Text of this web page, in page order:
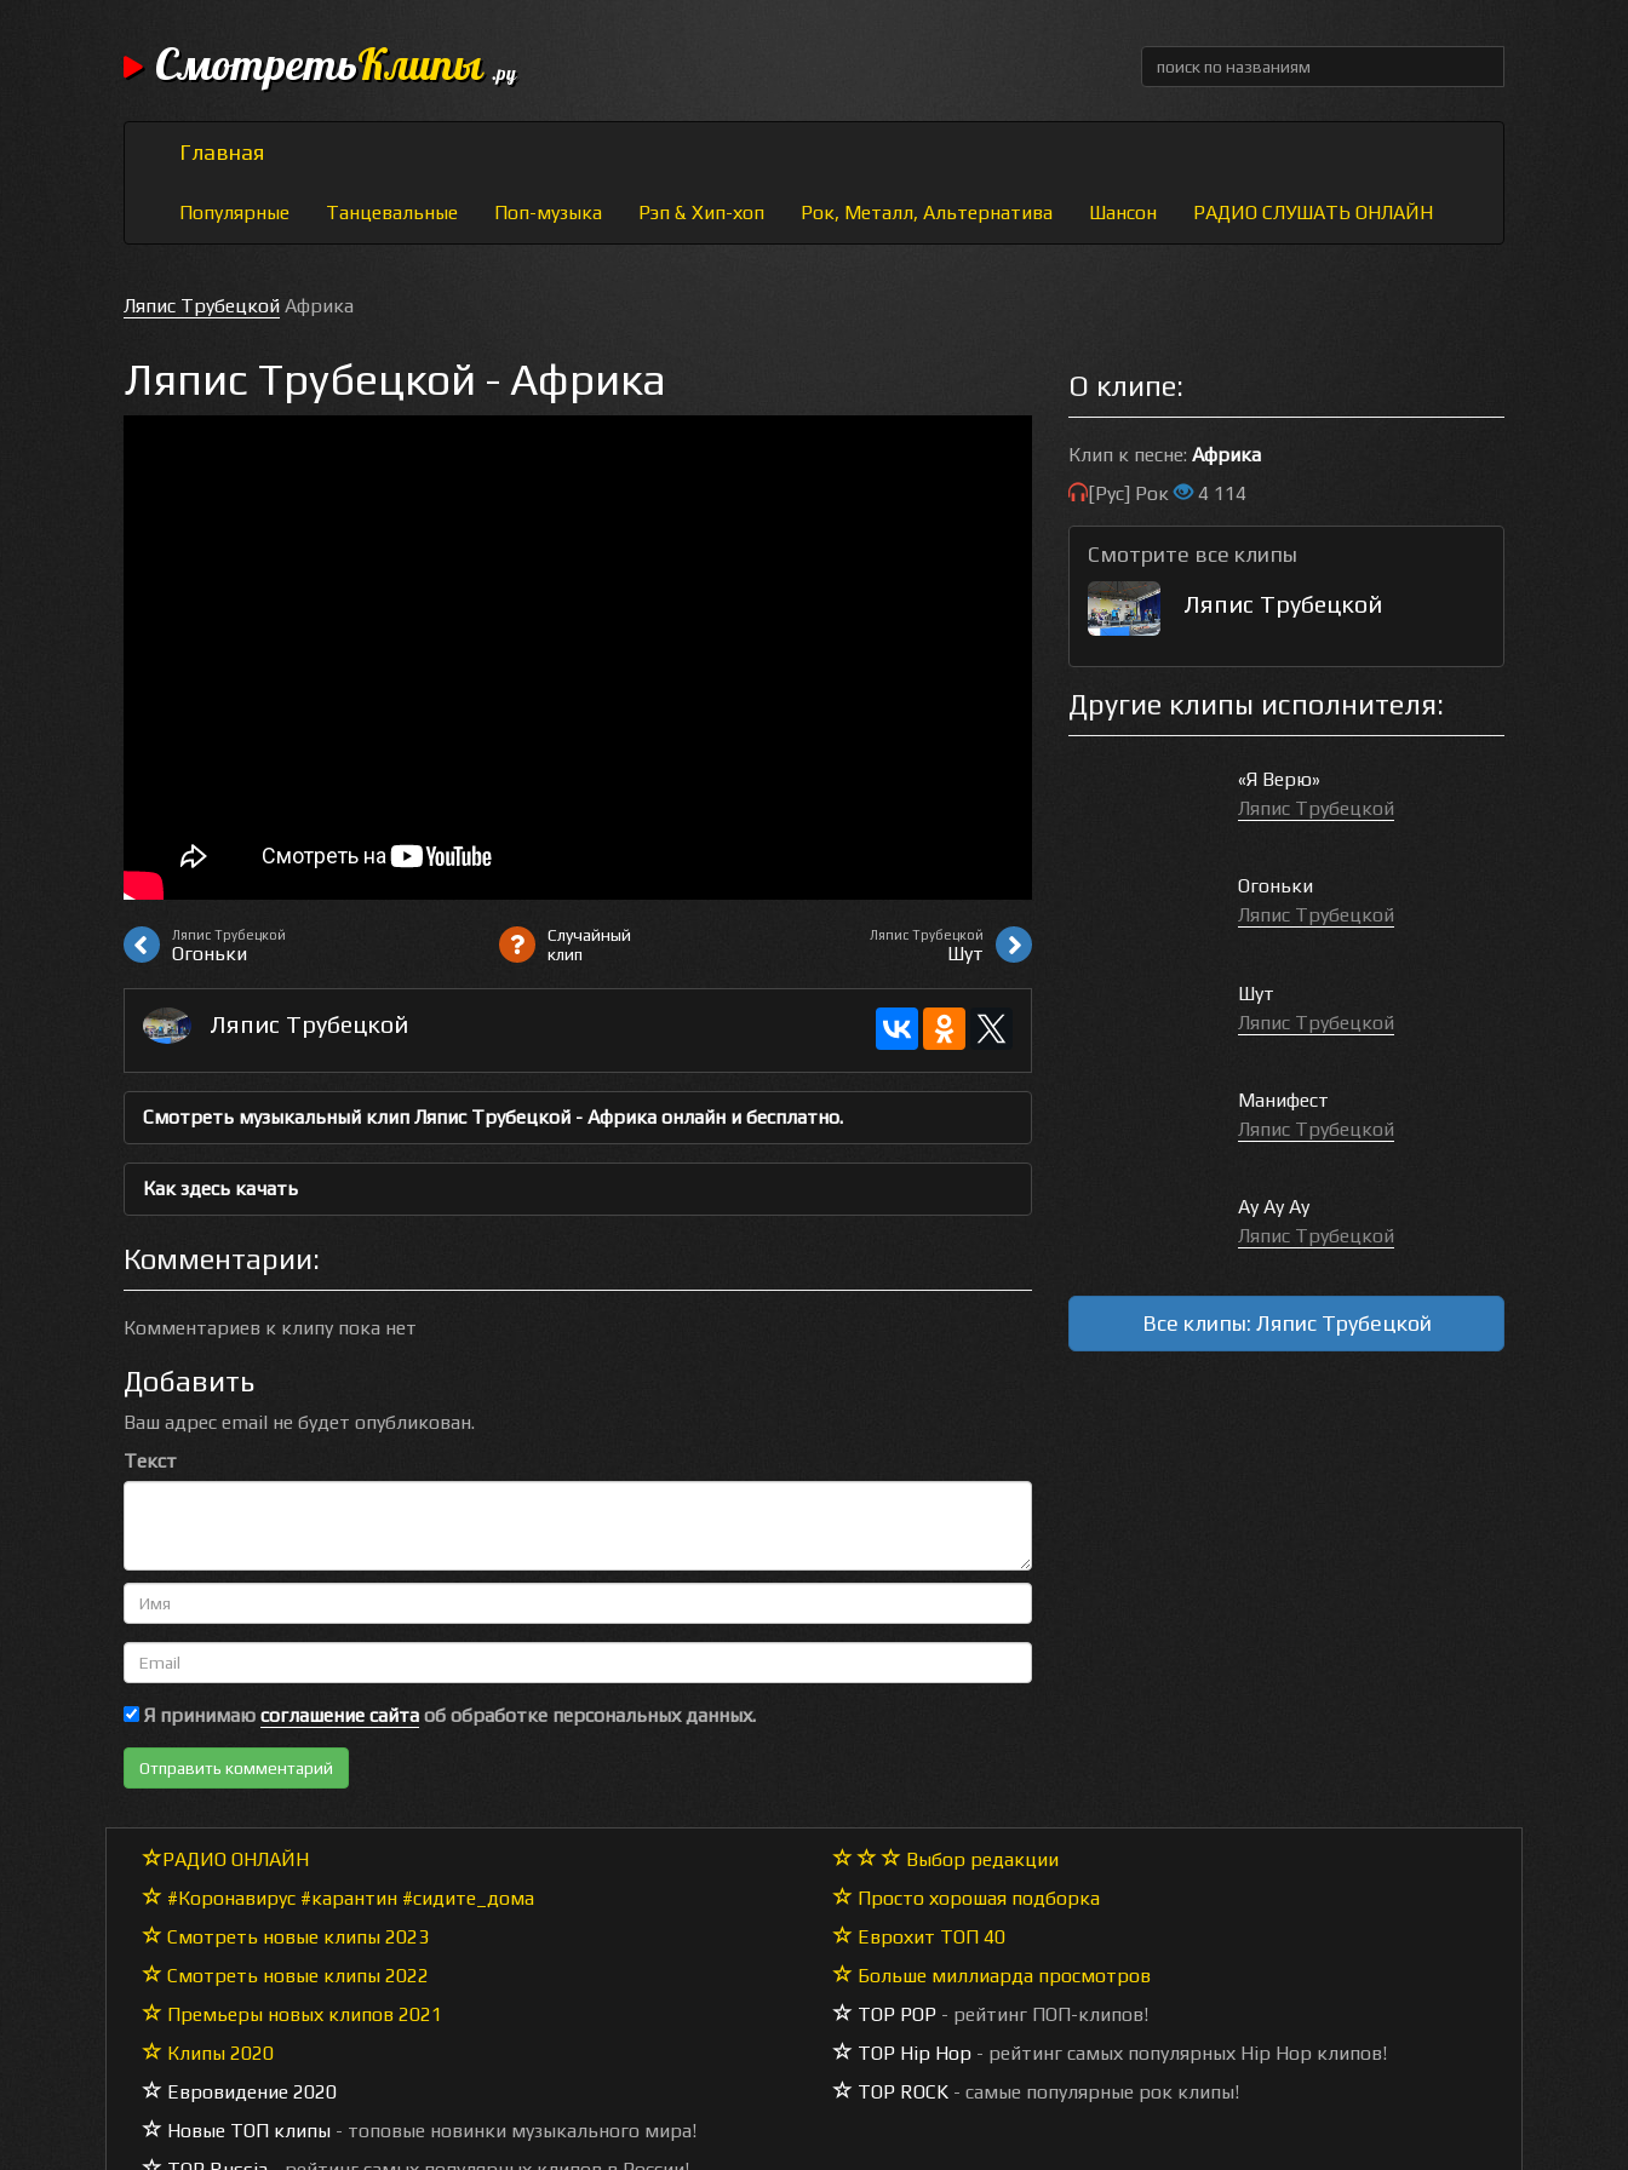
СмотретьКлипы .ру
Главная
Популярные Танцевальные Поп-музыка Рэп & Хип-хоп Рок, Металл, Альтернатива Шансон РАДИО СЛУШАТЬ ОНЛАЙН
Ляпис Трубецкой Африка
Ляпис Трубецкой - Африка
Ляпис Трубецкой
Огоньки
Случайный
клип
Ляпис Трубецкой
Шут
Ляпис Трубецкой
Смотреть музыкальный клип Ляпис Трубецкой - Африка онлайн и бесплатно.
Как здесь качать
Комментарии:
Комментариев к клипу пока нет
Добавить
Ваш адрес email не будет опубликован.
Текст
Имя
Email
Я принимаю соглашение сайта об обработке персональных данных.
О клипе:
Клип к песне: Африка
[Рус] Рок
4 114
Смотрите все клипы
Ляпис Трубецкой
Другие клипы исполнителя:
«Я Верю»
Ляпис Трубецкой
Огоньки
Ляпис Трубецкой
Шут
Ляпис Трубецкой
Манифест
Ляпис Трубецкой
Ау Ау Ау
Ляпис Трубецкой
Все клипы: Ляпис Трубецкой
РАДИО ОНЛАЙН
#Коронавирус #карантин #сидите_дома
Смотреть новые клипы 2023
Смотреть новые клипы 2022
Премьеры новых клипов 2021
Клипы 2020
Евровидение 2020
Новые ТОП клипы - топовые новинки музыкального мира!
Выбор редакции
Просто хорошая подборка
Еврохит ТОП 40
Больше миллиарда просмотров
TOP POP - рейтинг ПОП-клипов!
TOP Hip Hop - рейтинг самых популярных Hip Hop клипов!
TOP ROCK - самые популярные рок клипы!